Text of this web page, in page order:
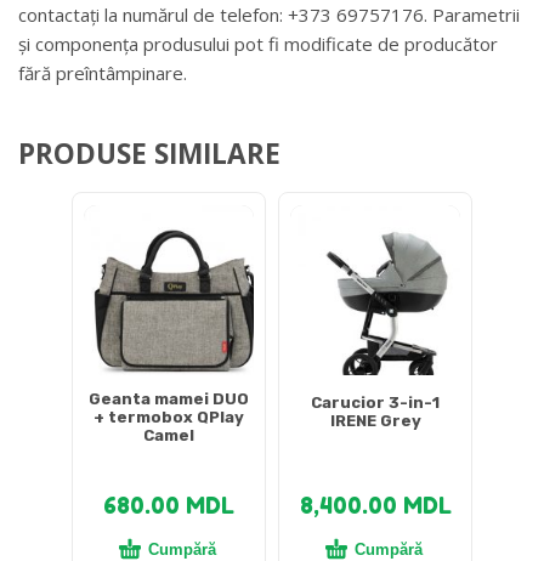
contactați la numărul de telefon: +373 69757176. Parametrii
și componența produsului pot fi modificate de producător
fără preîntâmpinare.
PRODUSE SIMILARE
Geanta mamei DUO
+ termobox QPlay
Camel
680.00 MDL
Cumpără
Carucior 3-in-1
IRENE Grey
8,400.00 MDL
Cumpără